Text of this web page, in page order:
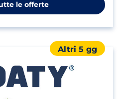
le offerte
Altri 5 gg